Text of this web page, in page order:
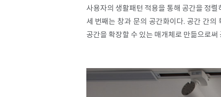
사용자의 생활패턴 적용을 통해 공간을 정
세 번째는 창과 문의 공간화이다. 공간 간
공간을 확장할 수 있는 매개체로 만듦으로써